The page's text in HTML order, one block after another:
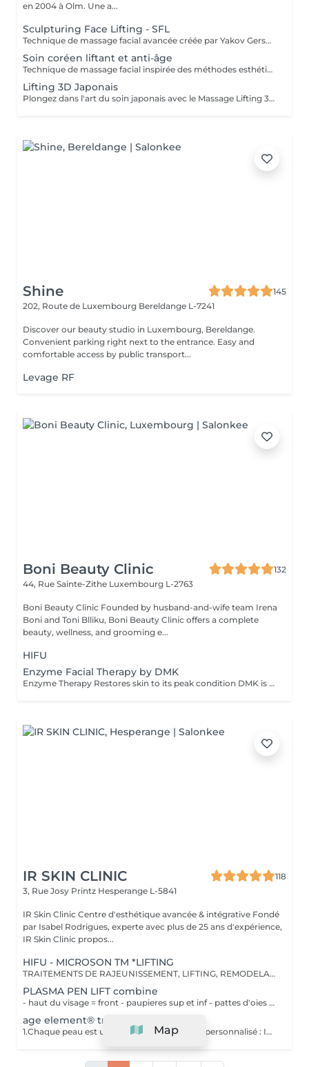
en 2004 à Olm. Une a...
Sculpturing Face Lifting - SFL
Technique de massage facial avancée créée par Yakov Gershkovich qui travaille en profondeur les muscles du visage, du cou et du décolleté afin de lifter, tonifier et redessiner les contours naturels du visage. Ce massage combine des manuvres externes sculptantes et profondes permettant de relâcher les tensions musculaires, stimuler la circulation et améliorer la fermeté de la peau. Une technique intrabuccale (à l'intérieur de la bouche) peut être intégrée au soin pour un travail musculaire encore plus ciblé. Cette étape reste facultative : si vous préférez ne pas la recevoir, le travail musculaire est intensifié par des manuvres externes. Le tarif du soin reste inchangé. Résultats recherchés : - effet liftant naturel - visage plus sculpté et détendu - amélioration du tonus musculaire - peau plus lumineuse
Soin coréen liftant et anti-âge
Technique de massage facial inspirée des méthodes esthétiques coréennes, conçue pour travailler en profondeur la peau, les muscles et les ligaments de soutien du visage. Ces structures jouent un rôle essentiel dans la fermeté et le maintien naturel des tissus. Grâce à des manuvres sculptantes, des pressions profondes et la stimulation de points spécifiques, ce soin relance la circulation sanguine et lymphatique, détend les tensions musculaires et revitalise les tissus. Le travail ciblé sur les ligaments de rétention du visage aide à soutenir les tissus, améliorer la tonicité et redessiner l'ovale du visage, pour un effet liftant naturel et un aspect plus jeune et reposé. Bénéfices du soin : - effet liftant naturel - peau plus ferme et tonifiée - contours du visage redéfinis - diminution des tensions et des gonflements - teint plus lumineux et revitalisé.
Lifting 3D Japonais
Plongez dans l'art du soin japonais avec le Massage Lifting 3D, une technique manuelle puissante qui lifte naturellement le visage tout en procurant une détente profonde. Par des gestes précis et dynamiques, ce soin stimule les muscles, redessine les contours, lisse les rides et ravive l'éclat dès la première séance. Formées directement par la créatrice de la méthode venue du Japon, nous vous offrons un soin authentique et hautement efficace, agissant autant sur la beauté du visage que sur l'équilibre global du corps et de l'esprit.
Shine
145
202, Route de Luxembourg Bereldange L-7241
Discover our beauty studio in Luxembourg, Bereldange.
Convenient parking right next to the entrance. Easy and
comfortable access by public transport...
Levage RF
Boni Beauty Clinic
132
44, Rue Sainte-Zithe Luxembourg L-2763
Boni Beauty Clinic Founded by husband-and-wife team Irena
Boni and Toni Blliku, Boni Beauty Clinic offers a complete
beauty, wellness, and grooming e...
HIFU
Enzyme Facial Therapy by DMK
Enzyme Therapy Restores skin to its peak condition DMK is the only company in the world to utilize the beneficial effects of transfer-messenger enzymes. Enzymes are living substances that regulate health and work with certain minerals in the body to form a natural system of antioxidants that fight corrosive free radicals. Properly formulated, they can remove dead protein, toxins, and other effluvia from the epidermis using a process called 'reverse osmosis.' DMK Enzyme Treatments work with the skin. The enzymes aim to strengthen the structural integrity of the skin to create a healthy environment for cells to live and thrive. Thérapie enzymatique Restaure la peau à son état optimal DMK est la seule entreprise au monde à utiliser les effets bénéfiques des enzymes de transfert de messagers. Les enzymes sont des substances vivantes qui régulent la santé et travaillent avec certains minéraux du corps pour former un système naturel d'antioxydants qui combattent les radicaux libres corrosifs. Correctement formulés, ils peuvent éliminer les protéines mortes, les toxines et autres effluves de l'épiderme grâce à un processus appelé « osmose inverse ». Les traitements enzymatiques DMK agissent avec la peau. Les enzymes visent à renforcer l'intégrité structurelle de la peau afin de créer un environnement sain permettant aux cellules de vivre et de se développer.
IR SKIN CLINIC
118
3, Rue Josy Printz Hesperange L-5841
IR Skin Clinic Centre d'esthétique avancée & intégrative Fondé
par Isabel Rodrigues, experte avec plus de 25 ans d'expérience,
IR Skin Clinic propos...
HIFU - MICROSON TM *LIFTING
TRAITEMENTS DE RAJEUNISSEMENT, LIFTING, REMODELAGE DU VISAGE ET DU CORPS Profitez maintenant de la nouveauté à la pointe de la technologie en matière de lifting et d'amincissement, et ce sans recours à la chirurgie. Le HIFU utilise l'énergie des ultrasons pour encourager la production de collagène, ce qui se traduit par un amincissement et une peau plus ferme. Une a deux séances suffisent dans la plupart des cas et il n'y a pas de temps d'arrêt recommandé après la séance. Les résultats sont exceptionnels. *Le hifu convient aux femmes comme aux hommes, et pour tous types de peau. Système à ultrasons focalisés à haute intensité HIFU Microson pour des traitements de rajeunissement et de lifting à la pointe de la technologie. Le système HIFU MICROSON est un système D'échographie à ultrasons focalisés de haute intensité (HIFU) à la pointe de la technologie et a été conçu pour les traitements de rajeunissement, de lifting, de remodelage du visage et du corps. Les ultrasons focalisés (HIFU) sont délivrés au SMAS (Système d'Aponévrose Musculaire Superficielle), sous forme de fascia, générant une augmentation de la température locale dans le derme profond et le tissu fibreux : 1°L'augmentation de la température provoque la dénaturation des protéines, une zone de coagulation est générée 2°Dans la zone touchée, augmente l'élasticité de la peau, entraînant la disparition / l'atténuation des rides 3°Des points focaux à différentes profondeurs signifient une répartition uniforme .
PLASMA PEN LIFT combine
- haut du visage = front - paupieres sup et inf - pattes d'oies - ovale du visage = naso genien - contour des lèvres - double menton Le dispositif de plasma fractionné de fibroblastes utilise la colonne de plasma en forme d'aiguille pour libérer une micro décharge électrique ou ARC afin de traiter une fraction de la surface de la peau à la fois, ce qui réduit les temps d'arrêt. Le stylo à plasma Fibroblaste exploite la puissance du plasma. Le plasma est le quatrième état de la matière avec le solide, le liquide et le gaz. Le principe implique l'ionisation des gaz de l'air atmosphérique pour créer une micro décharge électrique ou ARC. L'ARC ne touche jamais la peau mais provoque une microlésion de la couche épidermique de la peau tout en chauffant et en perturbant simultanément la structure dermique plus profonde via des conductions thermiques. Ceci est plus communément connu sous le nom de fibroblastes. Les fibroblastes sont les cellules les plus courantes du tissu conjonctif dans le corps qui produisent du collagène. Le collagène, souvent appelé la structure de la peau, fournit une structure essentielle et peut aider à remonter le temps en lissant les rides et en inversant le relâchement cutané.
age element® traitement anti-âge
1.Chaque peau est unique. Traitement 100 % personnalisé : INNOVANT: 2.[meso]epigen system: Le premier complexe anti-âge à l'action épigénétique prouvée. - Combat le vieillissement dès son origine: agit en modulant des mécanismes épigénétiques pour la récupération de l'activité de régénération et de prolifération de la peau. - Corrige les effets visibles du vieillissement: permet d'obtenir une peau plus ferme, lumineuse et visiblement plus jeune. 3.age-element system Technologie de diagnostic, exclusivement conçue pour ageelement. Analyse les variables qui interviennent dans le processus de vieillissement cutané et définit le traitement personnalisé. Analyse les besoins de la peau, les habitudes de vie et l'état cutané que le client souhaite améliorer afin d'identifier les variables épigénétiques qui peuvent affecter son processus de vieillissement.
Map